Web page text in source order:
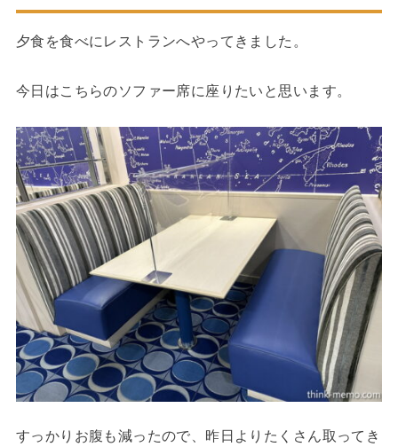
夕食を食べにレストランへやってきました。
今日はこちらのソファー席に座りたいと思います。
すっかりお腹も減ったので、昨日よりたくさん取ってき